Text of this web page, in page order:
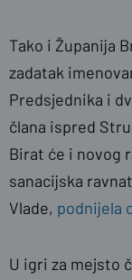
Tako i Županija
zadatak
Predsjednika i
člana ispred
Birat će i novog
sanacijska
Vlade, podnijela
U igri za mejsto